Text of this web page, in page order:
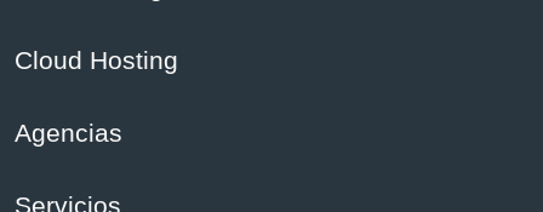
Cloud Hosting
Agencias
Servicios